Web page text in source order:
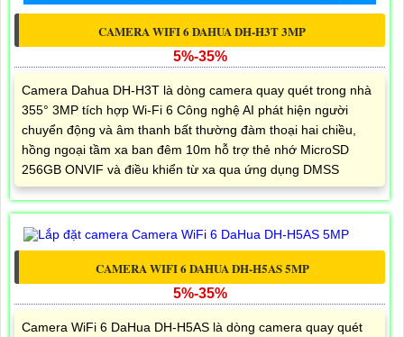
CAMERA WIFI 6 DAHUA DH-H3T 3MP
5%-35%
Camera Dahua DH-H3T là dòng camera quay quét trong nhà
355° 3MP tích hợp Wi-Fi 6 Công nghệ AI phát hiện người
chuyển động và âm thanh bất thường đàm thoại hai chiều,
hồng ngoại tầm xa ban đêm 10m hỗ trợ thẻ nhớ MicroSD
256GB ONVIF và điều khiển từ xa qua ứng dụng DMSS
CAMERA WIFI 6 DAHUA DH-H5AS 5MP
5%-35%
Camera WiFi 6 DaHua DH-H5AS là dòng camera quay quét